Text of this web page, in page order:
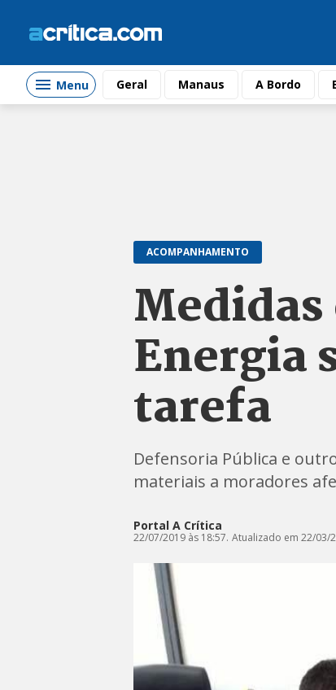
Menu Geral Manaus A Bordo
ACOMPANHAMENTO
Energia
tarefa
Defensoria Pública e
materiais a moradores
Portal A Crítica
22/07/2019 às 18:57. Atualizado em 22/03/